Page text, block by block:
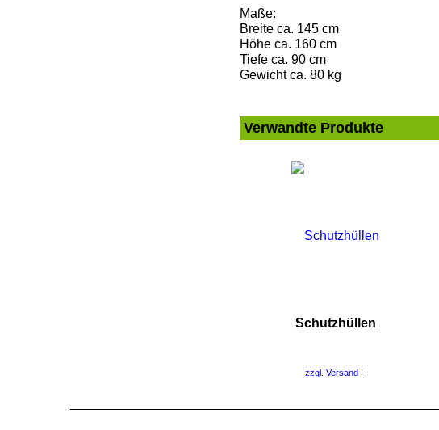
Maße:
Breite ca. 145 cm
Höhe ca. 160 cm
Tiefe ca. 90 cm
Gewicht ca. 80 kg
Verwandte Produkte
Schutzhüllen
zzgl. Versand